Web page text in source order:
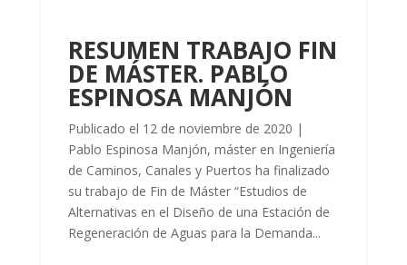
RESUMEN TRABAJO FIN
DE MÁSTER. PABLO
ESPINOSA MANJÓN
Publicado el 12 de noviembre de 2020 |
Pablo Espinosa Manjón, máster en Ingeniería
de Caminos, Canales y Puertos ha finalizado
su trabajo de Fin de Máster “Estudios de
Alternativas en el Diseño de una Estación de
Regeneración de Aguas para la Demanda...